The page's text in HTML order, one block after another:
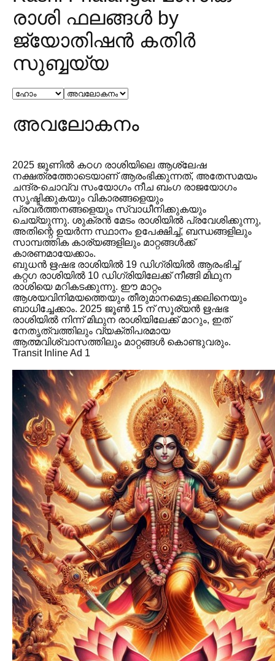
രാശി ഫലങ്ങൾ by
ജ്യോതിഷൻ കതിര്‍
സുബ്ബയ്യ
അവലോകനം
2025 ജൂണിൽ കഠഗ രാശിയിലെ ആശ്ലേഷ
നക്ഷത്രത്തോടെയാണ് ആരംഭിക്കുന്നത്, അതേസമയം
ചന്ദ്ര-ചൊവ്വ സംയോഗം നീച ബംഗ രാജയോഗം
സൃഷ്ടിക്കുകയും വികാരങ്ങളെയും
പ്രവർത്തനങ്ങളെയും സ്വാധീനിക്കുകയും
ചെയ്യുന്നു. ശുക്രൻ മേടം രാശിയിൽ പ്രവേശിക്കുന്നു,
അതിന്റെ ഉയർന്ന സ്ഥാനം ഉപേക്ഷിച്ച്, ബന്ധങ്ങളിലും
സാമ്പത്തിക കാര്യങ്ങളിലും മാറ്റങ്ങൾക്ക്
കാരണമായേക്കാം.
ബുധൻ ഋഷഭ രാശിയിൽ 19 ഡിഗ്രിയിൽ ആരംഭിച്ച്
കറ്റഗ രാശിയിൽ 10 ഡിഗ്രിയിലേക്ക് നീങ്ങി മിഥുന
രാശിയെ മറികടക്കുന്നു. ഈ മാറ്റം
ആശയവിനിമയത്തെയും തീരുമാനമെടുക്കലിനെയും
ബാധിച്ചേക്കാം. 2025 ജൂൺ 15 ന് സൂര്യൻ ഋഷഭ
രാശിയിൽ നിന്ന് മിഥുന രാശിയിലേക്ക് മാറും, ഇത്
നേതൃത്വത്തിലും വ്യക്തിപരമായ
ആത്മവിശ്വാസത്തിലും മാറ്റങ്ങൾ കൊണ്ടുവരും.
Transit Inline Ad 1